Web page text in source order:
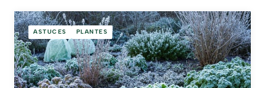
ASTUCES PLANTES